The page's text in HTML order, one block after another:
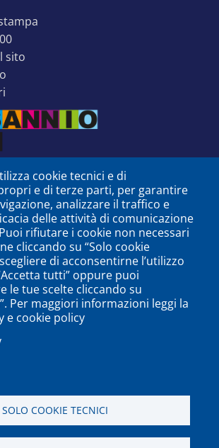
sito
cookie tecnici e di
e di terze parti, per garantire
analizzare il traffico e
delle attività di comunicazione
rifiutare i cookie non necessari
cliccando su “Solo cookie
di acconsentirne l’utilizzo
tutti” oppure puoi
le tue scelte cliccando su
Per maggiori informazioni leggi la
e cookie policy
SOLO COOKIE TECNICI